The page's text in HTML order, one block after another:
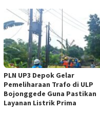
PLN UP3 Depok Gelar
Pemeliharaan Trafo di ULP
Bojonggede Guna Pastikan
Layanan Listrik Prima